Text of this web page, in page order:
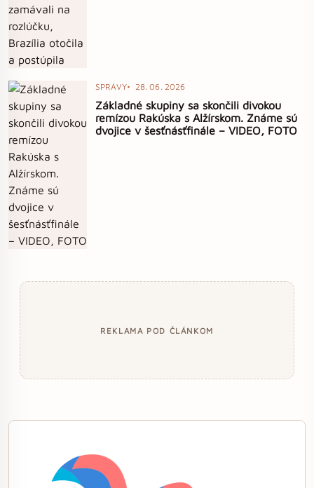
SPRÁVY 28. 06. 2026
Základné skupiny sa skončili divokou
remízou Rakúska s Alžírskom. Známe sú
dvojice v šesťnásťfinále – VIDEO, FOTO
REKLAMA POD ČLÁNKOM